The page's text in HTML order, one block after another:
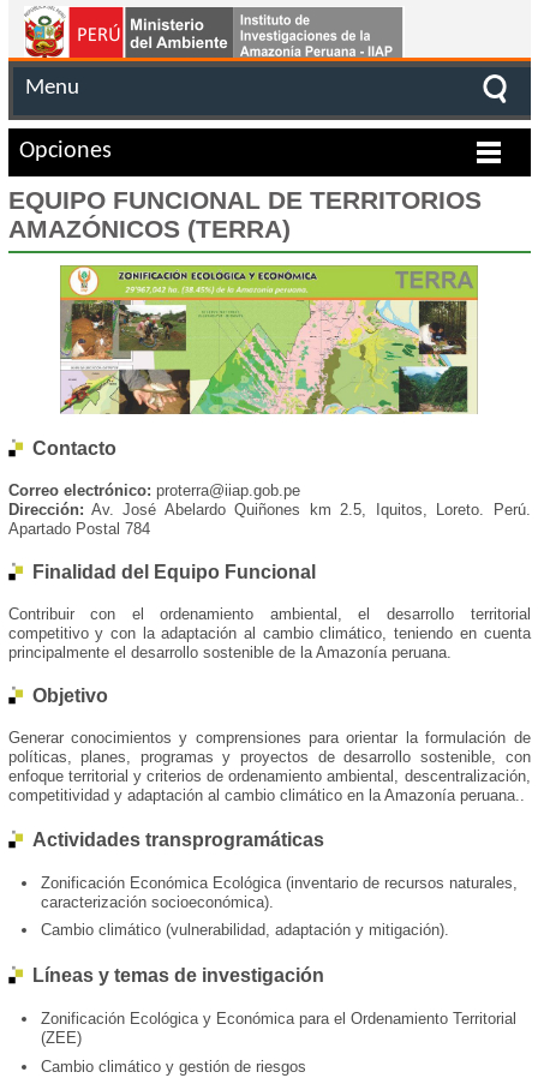
Menu
Opciones
EQUIPO FUNCIONAL DE TERRITORIOS
AMAZÓNICOS (TERRA)
Contacto
Correo electrónico: proterra@iiap.gob.pe
Dirección: Av. José Abelardo Quiñones km 2.5, Iquitos, Loreto. Perú.
Apartado Postal 784
Finalidad del Equipo Funcional
Contribuir con el ordenamiento ambiental, el desarrollo territorial
competitivo y con la adaptación al cambio climático, teniendo en cuenta
principalmente el desarrollo sostenible de la Amazonía peruana.
Objetivo
Generar conocimientos y comprensiones para orientar la formulación de
políticas, planes, programas y proyectos de desarrollo sostenible, con
enfoque territorial y criterios de ordenamiento ambiental, descentralización,
competitividad y adaptación al cambio climático en la Amazonía peruana..
Actividades transprogramáticas
Zonificación Económica Ecológica (inventario de recursos naturales,
caracterización socioeconómica).
Cambio climático (vulnerabilidad, adaptación y mitigación).
Líneas y temas de investigación
Zonificación Ecológica y Económica para el Ordenamiento Territorial
(ZEE)
Cambio climático y gestión de riesgos